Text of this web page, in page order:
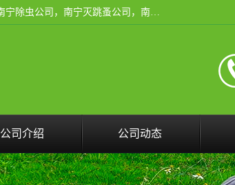
广西亿之豪有害生物防治服务有限公司是一家南宁灭鼠公司、灭蟑螂公司，南宁杀虫公司，南宁除虫公司，南宁灭跳蚤公司，南宁灭白蚁公司，南宁除四害公司,广西亿之豪有害生物防治服务有限公司专业灭蟑螂,除臭虫,其他害虫,服务上门,安全环保,售后保障,一次消杀，竭诚为您服务.
公司介绍 公司动态